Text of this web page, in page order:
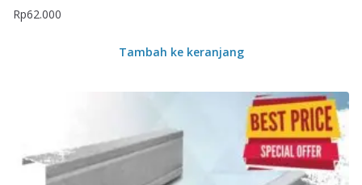
Rp62.000
Tambah ke keranjang